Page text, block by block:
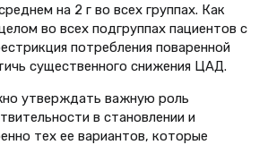
на 2 г во всех группах. Как
во всех подгруппах пациентов с
потребления поваренной
существенного снижения ЦАД.
утверждать важную роль
в становлении и
тех ее вариантов, которые